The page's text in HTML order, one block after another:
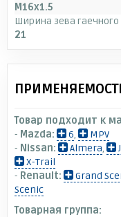
M16x1.5
Ширина зева
21
Товар подходит к
- Mazda: 6,
MPV
- Nissan: Almera,
X-Trail
- Renault: Grand
Scenic
Товарная группа: